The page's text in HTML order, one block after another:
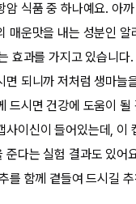
암 식품 중 하나예요. 아
매운맛을 내는 성분인 알
효과를 가지고 있습니다
면 되니까 저처럼 생마늘
드시면 건강에 도움이 될
사이신이 들어있는데, 이
준다는 실험 결과도 있어
를 함께 곁들여 드시길